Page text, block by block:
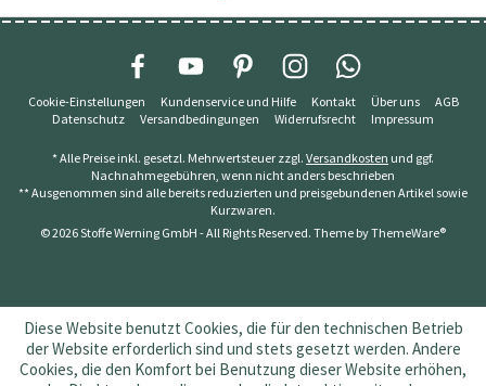
Cookie-Einstellungen Kundenservice und Hilfe Kontakt Über uns
AGB
Datenschutz
Versandbedingungen Widerrufsrecht Impressum
* Alle Preise inkl. gesetzl. Mehrwertsteuer zzgl. Versandkosten und ggf.
Nachnahmegebühren, wenn nicht anders beschrieben
** Ausgenommen sind alle bereits reduzierten und preisgebundenen Artikel sowie
Kurzwaren.
© 2026 Stoffe Werning GmbH - All Rights Reserved. Theme byThemeWare®
Diese Website benutzt Cookies, die für den technischen Betrieb
der Website erforderlich sind und stets gesetzt werden. Andere
Cookies, die den Komfort bei Benutzung dieser Website erhöhen,